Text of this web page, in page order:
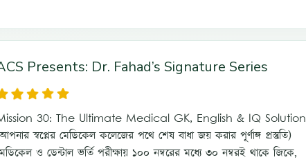
Presents: Dr. Fahad’s Signature Series
30: The Ultimate Medical GK, English & IQ Solution
স্বপ্নের মেডিকেল কলেজের পথে শেষ বাধা জয় করার পূর্ণাঙ্গ প্রস্তুতি)
ও ডেন্টাল ভর্তি পরীক্ষায় ১০০ নম্বরের মধ্যে ৩০ নম্বরই থাকে জিকে,